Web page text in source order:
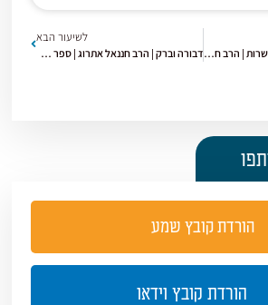
שבט שמעון – אמת ללא פשרות | הרב חננאל אתרוג | ספר שופטים | תשפ"ו [11]
לשיעור הבא
דבורה וברק | הרב חננאל אתרוג | ספר שופטים | תשפ"ו [13]
הורדת קובץ שמע
הורדת קובץ וידאו